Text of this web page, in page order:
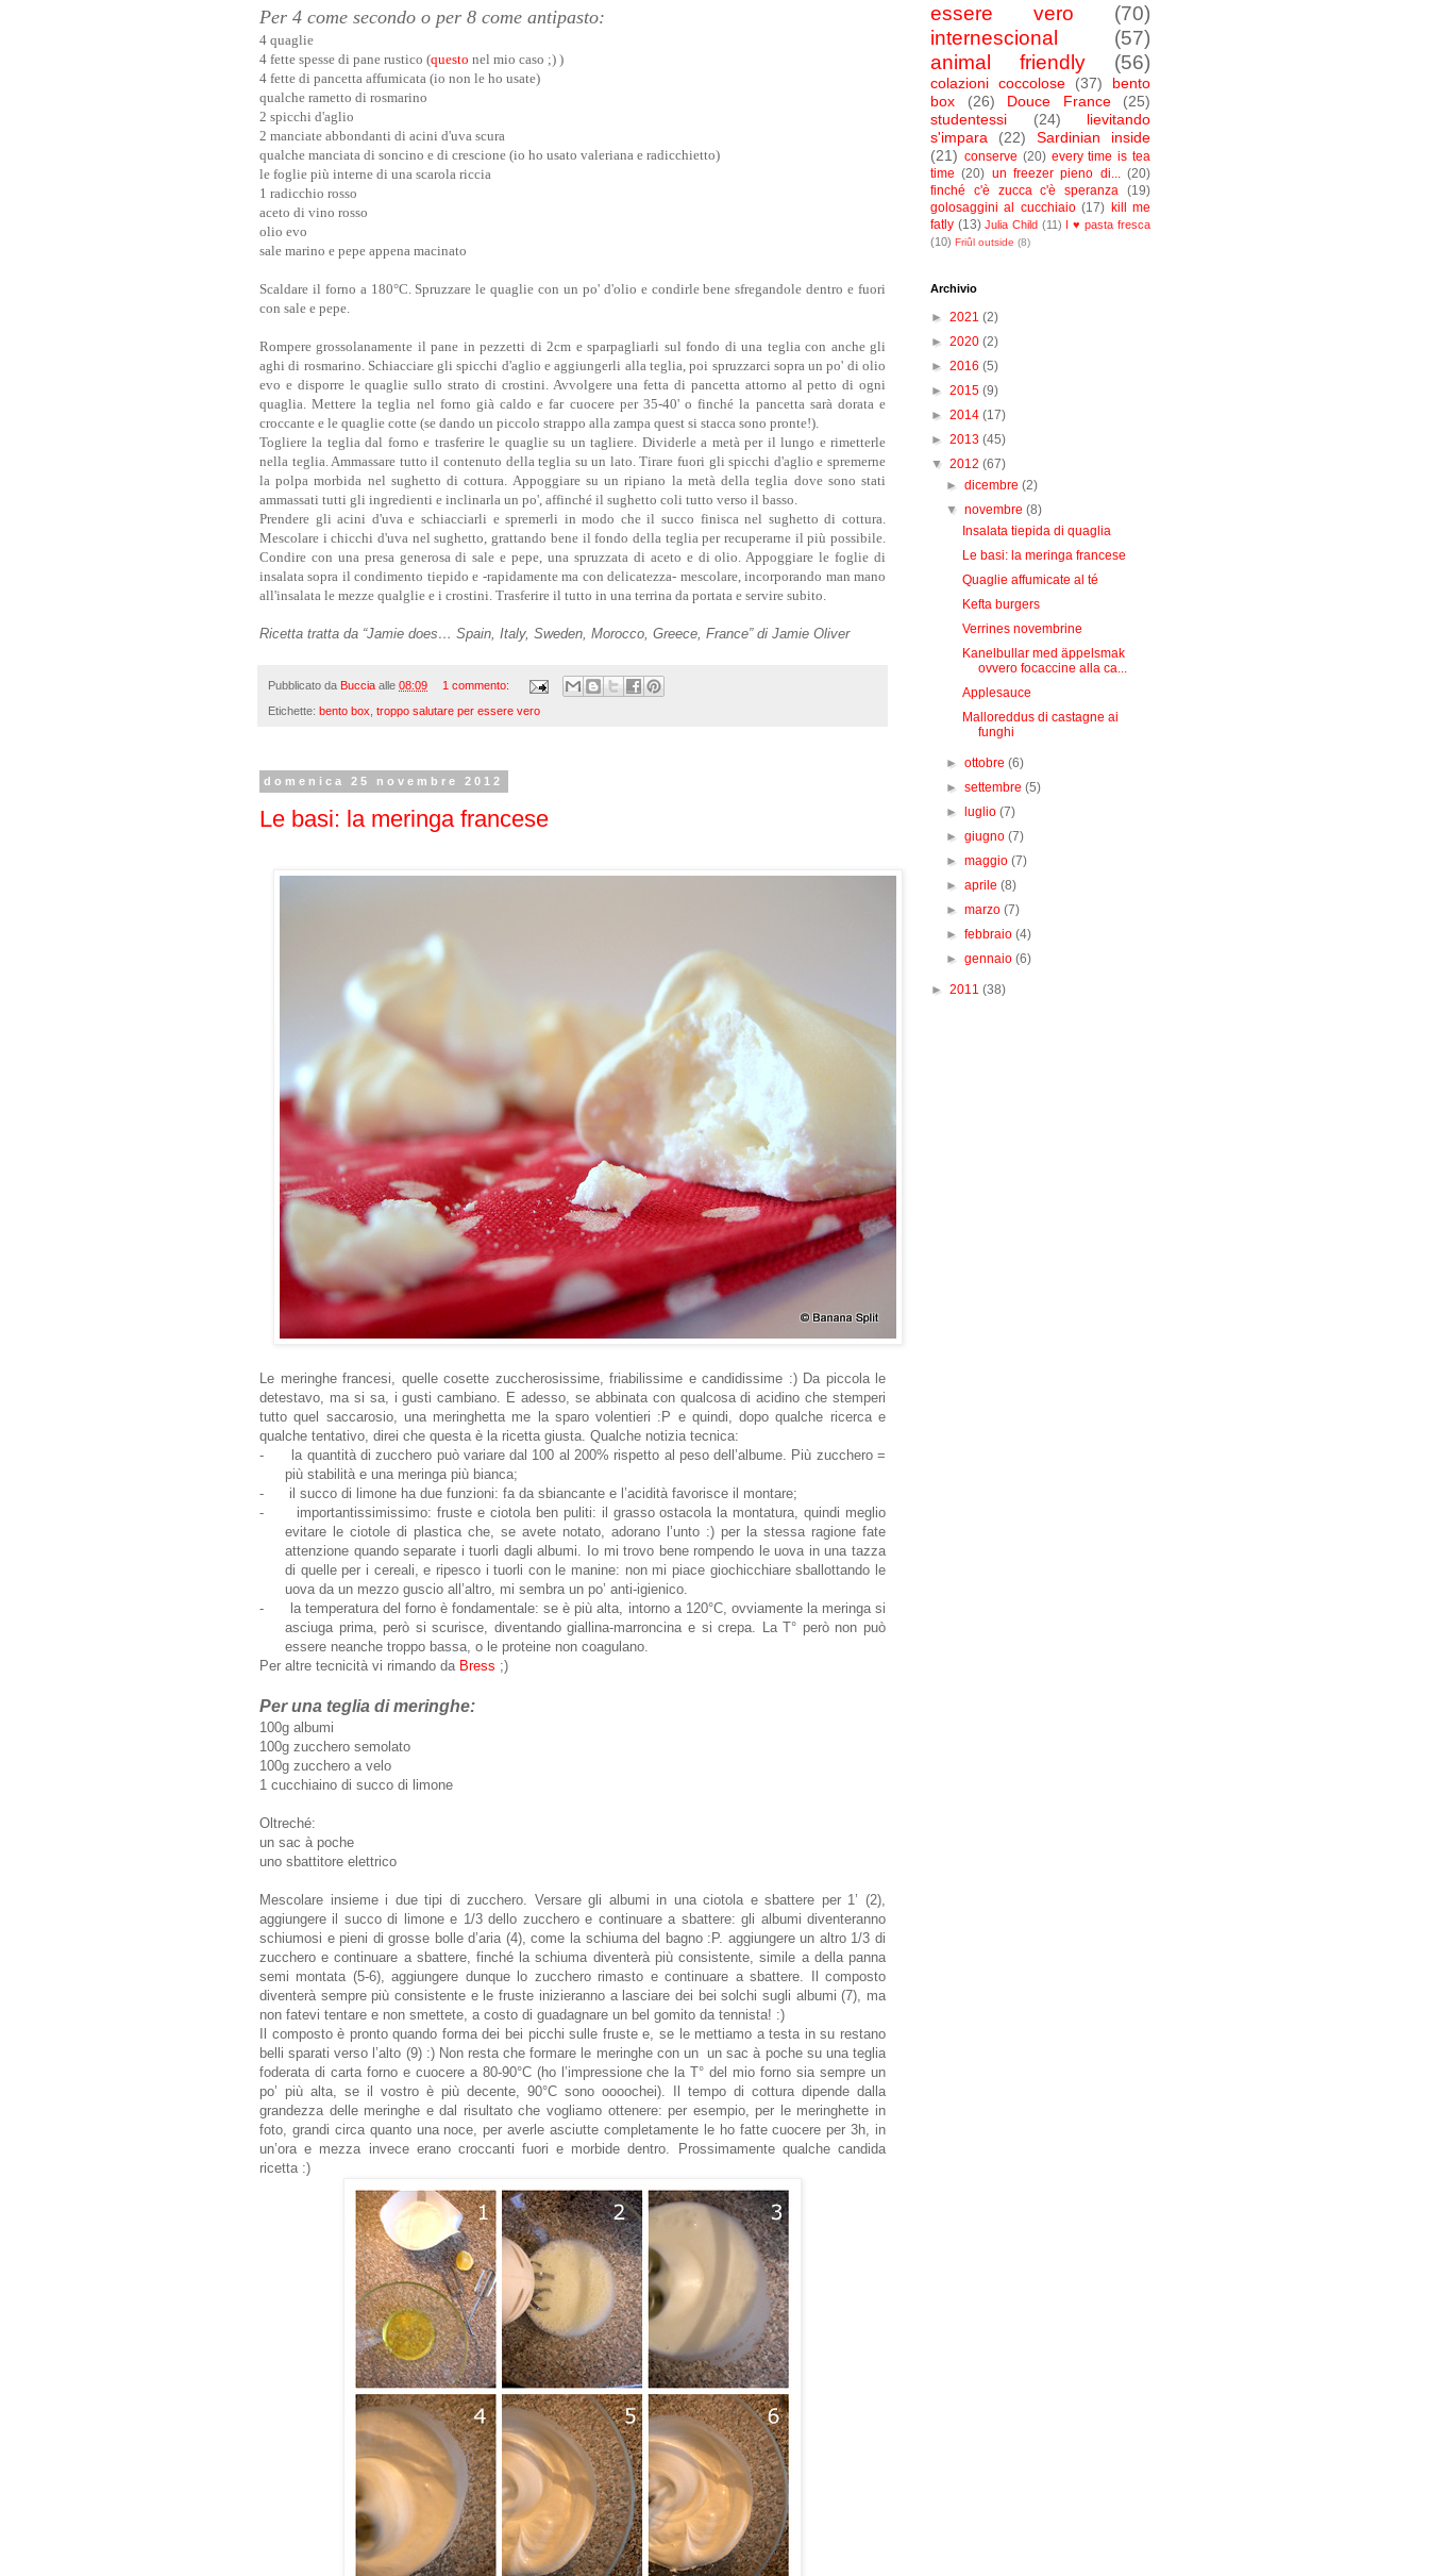
Per 4 come secondo o per 8 come antipasto:
4 quaglie
4 fette spesse di pane rustico (questo nel mio caso ;) )
4 fette di pancetta affumicata (io non le ho usate)
qualche rametto di rosmarino
2 spicchi d'aglio
2 manciate abbondanti di acini d'uva scura
qualche manciata di soncino e di crescione (io ho usato valeriana e radicchietto)
le foglie più interne di una scarola riccia
1 radicchio rosso
aceto di vino rosso
olio evo
sale marino e pepe appena macinato
Scaldare il forno a 180°C. Spruzzare le quaglie con un po' d'olio e condirle bene sfregandole dentro e fuori
con sale e pepe.
Rompere grossolanamente il pane in pezzetti di 2cm e sparpagliarli sul fondo di una teglia con anche gli
aghi di rosmarino. Schiacciare gli spicchi d'aglio e aggiungerli alla teglia, poi spruzzarci sopra un po' di olio
evo e disporre le quaglie sullo strato di crostini. Avvolgere una fetta di pancetta attorno al petto di ogni
quaglia. Mettere la teglia nel forno già caldo e far cuocere per 35-40' o finché la pancetta sarà dorata e
croccante e le quaglie cotte (se dando un piccolo strappo alla zampa quest si stacca sono pronte!).
Togliere la teglia dal forno e trasferire le quaglie su un tagliere. Dividerle a metà per il lungo e rimetterle
nella teglia. Ammassare tutto il contenuto della teglia su un lato. Tirare fuori gli spicchi d'aglio e spremerne
la polpa morbida nel sughetto di cottura. Appoggiare su un ripiano la metà della teglia dove sono stati
ammassati tutti gli ingredienti e inclinarla un po', affinché il sughetto coli tutto verso il basso.
Prendere gli acini d'uva e schiacciarli e spremerli in modo che il succo finisca nel sughetto di cottura.
Mescolare i chicchi d'uva nel sughetto, grattando bene il fondo della teglia per recuperarne il più possibile.
Condire con una presa generosa di sale e pepe, una spruzzata di aceto e di olio. Appoggiare le foglie di
insalata sopra il condimento tiepido e -rapidamente ma con delicatezza- mescolare, incorporando man mano
all'insalata le mezze qualglie e i crostini. Trasferire il tutto in una terrina da portata e servire subito.
Ricetta tratta da “Jamie does… Spain, Italy, Sweden, Morocco, Greece, France” di Jamie Oliver
Pubblicato da Buccia alle 08:09 1 commento:
Etichette: bento box, troppo salutare per essere vero
domenica 25 novembre 2012
Le basi: la meringa francese
Le meringhe francesi, quelle cosette zuccherosissime, friabilissime e candidissime :) Da piccola le
detestavo, ma si sa, i gusti cambiano. E adesso, se abbinata con qualcosa di acidino che stemperi
tutto quel saccarosio, una meringhetta me la sparo volentieri :P e quindi, dopo qualche ricerca e
qualche tentativo, direi che questa è la ricetta giusta. Qualche notizia tecnica:
-
la quantità di zucchero può variare dal 100 al 200% rispetto al peso dell’albume. Più zucchero =
più stabilità e una meringa più bianca;
-
il succo di limone ha due funzioni: fa da sbiancante e l’acidità favorisce il montare;
-
importantissimissimo: fruste e ciotola ben puliti: il grasso ostacola la montatura, quindi meglio
evitare le ciotole di plastica che, se avete notato, adorano l’unto :) per la stessa ragione fate
attenzione quando separate i tuorli dagli albumi. Io mi trovo bene rompendo le uova in una tazza
di quelle per i cereali, e ripesco i tuorli con le manine: non mi piace giochicchiare sballottando le
uova da un mezzo guscio all’altro, mi sembra un po’ anti-igienico.
-
la temperatura del forno è fondamentale: se è più alta, intorno a 120°C, ovviamente la meringa si
asciuga prima, però si scurisce, diventando giallina-marroncina e si crepa. La T° però non può
essere neanche troppo bassa, o le proteine non coagulano.
Per altre tecnicità vi rimando da Bress ;)
Per una teglia di meringhe:
100g albumi
100g zucchero semolato
100g zucchero a velo
1 cucchiaino di succo di limone
Oltreché:
un sac à poche
uno sbattitore elettrico
Mescolare insieme i due tipi di zucchero. Versare gli albumi in una ciotola e sbattere per 1’ (2),
aggiungere il succo di limone e 1/3 dello zucchero e continuare a sbattere: gli albumi diventeranno
schiumosi e pieni di grosse bolle d’aria (4), come la schiuma del bagno :P. aggiungere un altro 1/3 di
zucchero e continuare a sbattere, finché la schiuma diventerà più consistente, simile a della panna
semi montata (5-6), aggiungere dunque lo zucchero rimasto e continuare a sbattere. Il composto
diventerà sempre più consistente e le fruste inizieranno a lasciare dei bei solchi sugli albumi (7), ma
non fatevi tentare e non smettete, a costo di guadagnare un bel gomito da tennista! :)
Il composto è pronto quando forma dei bei picchi sulle fruste e, se le mettiamo a testa in su restano
belli sparati verso l’alto (9) :) Non resta che formare le meringhe con un un sac à pochesu una teglia
foderata di carta forno e cuocere a 80-90°C (ho l’impressione che la T° del mio forno sia sempre un
po’ più alta, se il vostro è più decente, 90°C sono oooochei). Il tempo di cottura dipende dalla
grandezza delle meringhe e dal risultato che vogliamo ottenere: per esempio, per le meringhette in
foto, grandi circa quanto una noce, per averle asciutte completamente le ho fatte cuocere per 3h, in
un’ora e mezza invece erano croccanti fuori e morbide dentro. Prossimamente qualche candida
ricetta :)
essere vero
(70)
internescional
(57)
animal friendly
(56)
colazioni coccolose (37)
bento
box
(26) Douce France
(25)
studentessi
(24)
lievitando
s'impara
(22)
Sardinian inside
(21) conserve (20) every time is tea
time (20) un freezer pieno di... (20)
finché c'è zucca c'è speranza (19)
golosaggini al cucchiaio (17) kill me
fatly (13) Julia Child (11)
I ♥ pasta fresca
(10) Friûl outside (8)
Archivio
► 2021 (2)
► 2020 (2)
► 2016 (5)
► 2015 (9)
► 2014 (17)
► 2013 (45)
▼ 2012 (67)
►dicembre(2)
▼novembre(8)
Insalata tiepida di quaglia
Le basi: la meringa francese
Quaglie affumicate al té
Kefta burgers
Verrines novembrine
Kanelbullar med äppelsmak
ovvero focaccine alla ca...
Applesauce
Malloreddus di castagne ai
funghi
►ottobre(6)
►settembre(5)
►
luglio(7)
►giugno(7)
►maggio(7)
►aprile(8)
►marzo(7)
►febbraio(4)
►gennaio(6)
► 2011 (38)